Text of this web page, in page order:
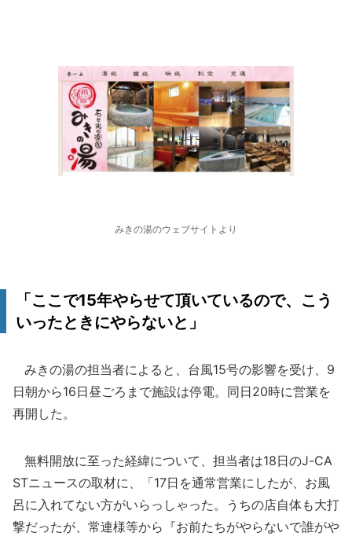
みきの湯のウェブサイトより
「ここで15年やらせて頂いているので、こう
いったときにやらないと」
みきの湯の担当者によると、台風15号の影響を受け、9
日朝から16日昼ごろまで施設は停電。同日20時に営業を
再開した。
無料開放に至った経緯について、担当者は18日のJ-CA
STニュースの取材に、「17日を通常営業にしたが、お風
呂に入れてない方がいらっしゃった。うちの店自体も大打
撃だったが、常連様等から『お前たちがやらないで誰がや